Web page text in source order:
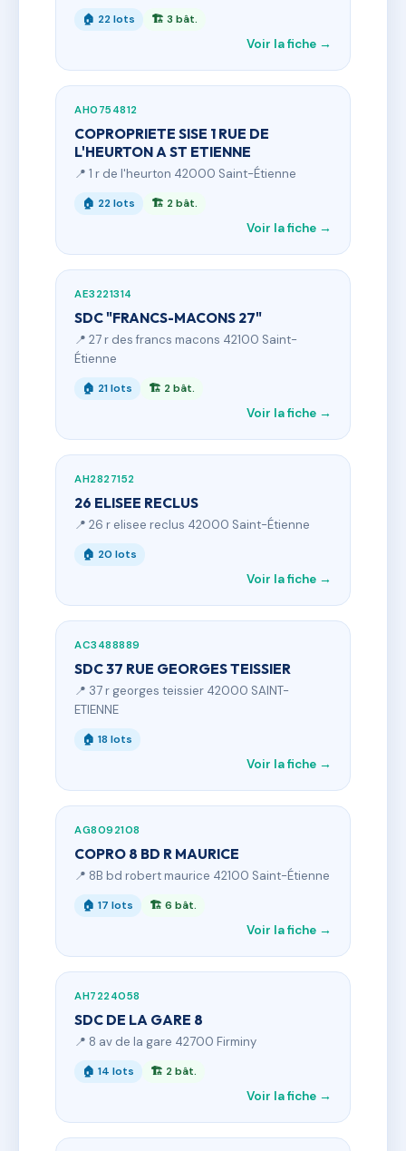
🏠 22 lots 🏗 3 bât.
Voir la fiche →
AH0754812
COPROPRIETE SISE 1 RUE DE
L'HEURTON A ST ETIENNE
📍 1 r de l'heurton 42000 Saint-Étienne
🏠 22 lots 🏗 2 bât.
Voir la fiche →
AE3221314
SDC "FRANCS-MACONS 27"
📍 27 r des francs macons 42100 Saint-
Étienne
🏠 21 lots 🏗 2 bât.
Voir la fiche →
AH2827152
26 ELISEE RECLUS
📍 26 r elisee reclus 42000 Saint-Étienne
🏠 20 lots
Voir la fiche →
AC3488889
SDC 37 RUE GEORGES TEISSIER
📍 37 r georges teissier 42000 SAINT-
ETIENNE
🏠 18 lots
Voir la fiche →
AG8092108
COPRO 8 BD R MAURICE
📍 8B bd robert maurice 42100 Saint-Étienne
🏠 17 lots 🏗 6 bât.
Voir la fiche →
AH7224058
SDC DE LA GARE 8
📍 8 av de la gare 42700 Firminy
🏠 14 lots 🏗 2 bât.
Voir la fiche →